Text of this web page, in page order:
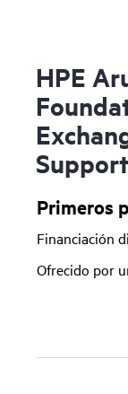
HPE
Primeros
Financiación
Ofrecido por